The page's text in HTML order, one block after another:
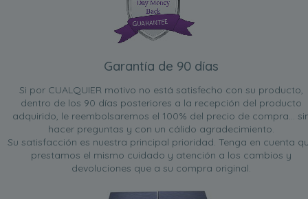
Garantía de 90 días
Si por CUALQUIER motivo no está satisfecho con su producto,
dentro de los 90 días posteriores a la recepción del producto
adquirido, le reembolsaremos el 100% del precio de compra...
hacer preguntas y con un cálido agradecimiento.
Su satisfacción es nuestra principal prioridad. Tenga en cuenta
prestamos el mismo cuidado y atención a los cambios y
devoluciones que a su compra original.